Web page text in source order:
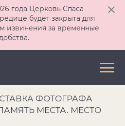
года Церковь Спаса
будет закрыта для
извинения за временные
ФОТОГРАФА
МЕСТА. МЕСТО